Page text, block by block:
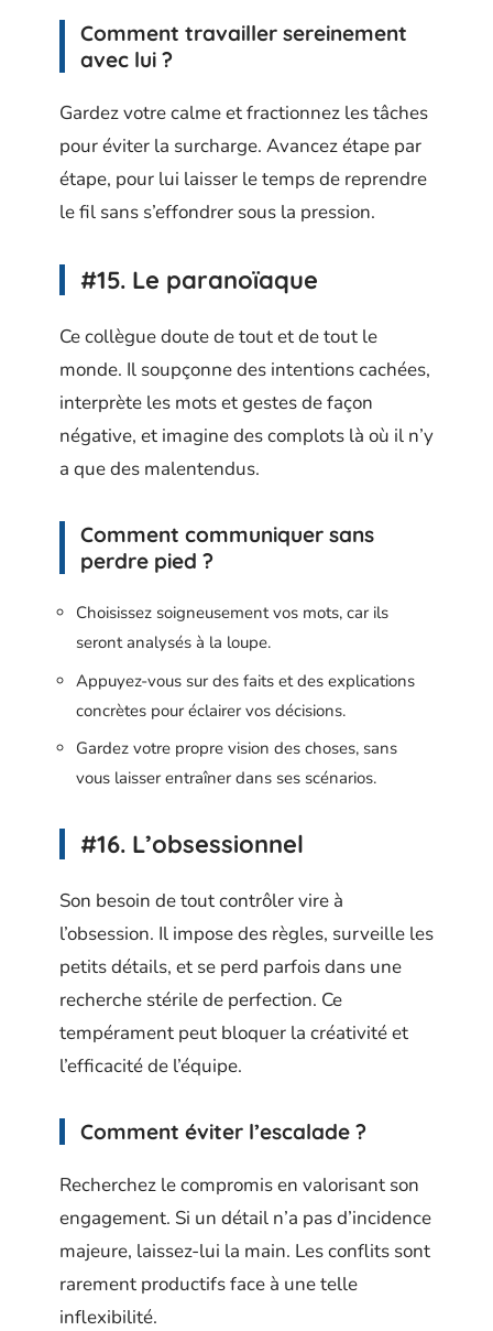
Comment travailler sereinement
avec lui ?
Gardez votre calme et fractionnez les tâches
pour éviter la surcharge. Avancez étape par
étape, pour lui laisser le temps de reprendre
le fil sans s’effondrer sous la pression.
#15. Le paranoïaque
Ce collègue doute de tout et de tout le
monde. Il soupçonne des intentions cachées,
interprète les mots et gestes de façon
négative, et imagine des complots là où il n’y
a que des malentendus.
Comment communiquer sans
perdre pied ?
Choisissez soigneusement vos mots, car ils
seront analysés à la loupe.
Appuyez-vous sur des faits et des explications
concrètes pour éclairer vos décisions.
Gardez votre propre vision des choses, sans
vous laisser entraîner dans ses scénarios.
#16. L’obsessionnel
Son besoin de tout contrôler vire à
l’obsession. Il impose des règles, surveille les
petits détails, et se perd parfois dans une
recherche stérile de perfection. Ce
tempérament peut bloquer la créativité et
l’efficacité de l’équipe.
Comment éviter l’escalade ?
Recherchez le compromis en valorisant son
engagement. Si un détail n’a pas d’incidence
majeure, laissez-lui la main. Les conflits sont
rarement productifs face à une telle
inflexibilité.